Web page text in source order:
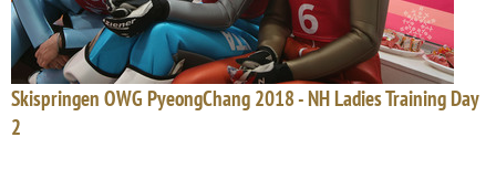
Skispringen OWG PyeongChang 2018 - NH Ladies Training Day
2